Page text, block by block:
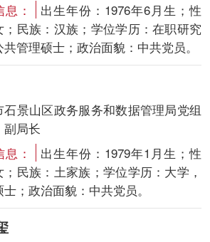
：
出生年份：1976年6月生；性
；民族：汉族；学位学历：在职研究
管理硕士；政治面貌：中共党员。
石景山区政务服务和数据管理局党组
副局长
：
出生年份：1979年1月生；性
；民族：土家族；学位学历：大学，
；政治面貌：中共党员。